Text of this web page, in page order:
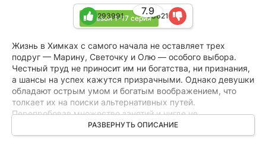
1 сезон 1-17 серия
7.9
293991 78621
Жизнь в Химках с самого начала не оставляет трех
подруг — Марину, Светочку и Олю — особого выбора.
Честный труд не приносит им ни богатства, ни признания,
а шансы на успех кажутся призрачными. Однако девушки
обладают острым умом и богатым воображением, что
толкает их на поиски альтернативных путей.
Перепробовав множество занятий и нигде не
задержавшись, они решают открыть салон магических
услуг, представляя себя чуткими медиумами,
РАЗВЕРНУТЬ ОПИСАНИЕ